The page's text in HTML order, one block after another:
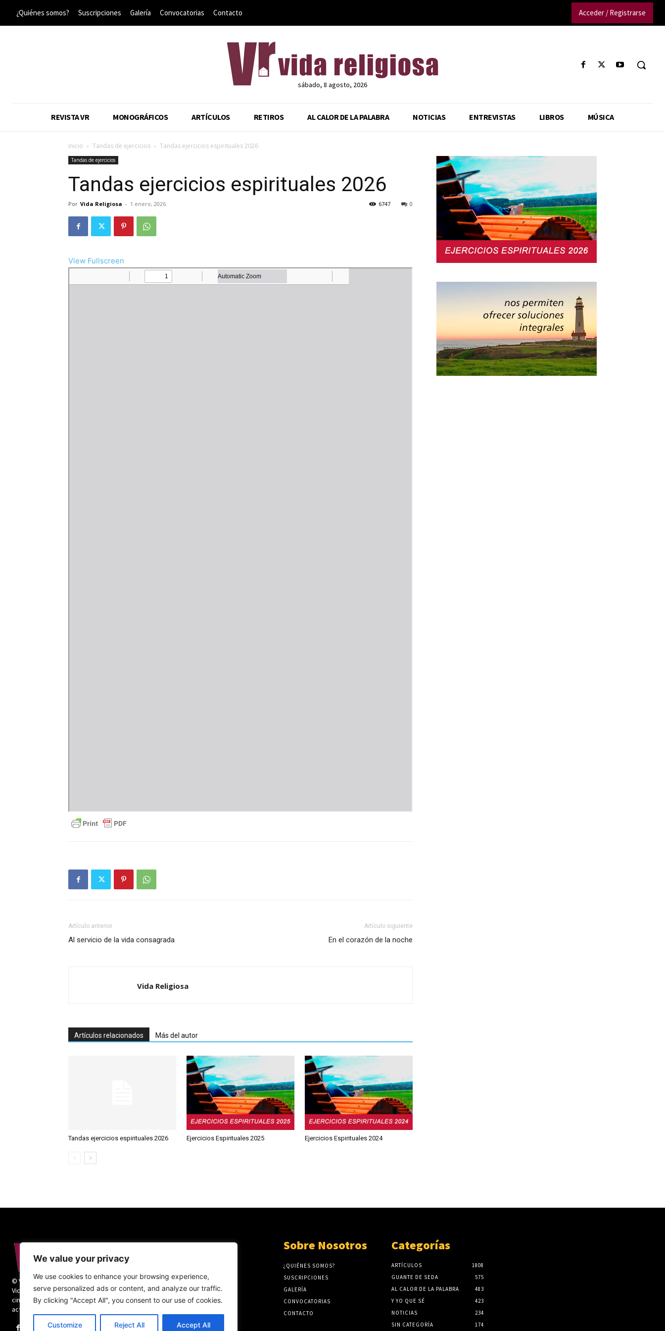
We value your privacy
We use cookies to enhance your browsing experience,
serve personalized ads or content, and analyze our traffic.
By clicking "Accept All", you consent to our use of cookies.
Customize Reject All Accept All
¿Quiénes somos? Suscripciones Galería Convocatorias Contacto Acceder / Registrarse
sábado, 8 agosto, 2026
REVISTA VR MONOGRÁFICOS ARTÍCULOS RETIROS AL CALOR DE LA PALABRA NOTICIAS ENTREVISTAS LIBROS MÚSICA
Inicio Tandas de ejercicios Tandas ejercicios espirituales 2026
Tandas de ejercicios
Tandas ejercicios espirituales 2026
Por Vida Religiosa - 1 enero, 2026 0
6747
View Fullscreen
Artículo anterior
Al servicio de la vida consagrada
Artículo siguiente
En el corazón de la noche
Vida Religiosa
Artículos relacionados Más del autor
Tandas ejercicios espirituales 2026 Ejercicios Espirituales 2025 Ejercicios Espirituales 2024
© Vida Religiosa. Todos los derechos reservados.
Vida Religiosa es una revista mensual y además
cinco números monográficos sobre teología y
actualidad de la vida religiosa.
Sobre Nosotros
¿QUIÉNES SOMOS?
SUSCRIPCIONES
GALERÍA
CONVOCATORIAS
CONTACTO
Categorías
ARTÍCULOS
1808
GUANTE DE SEDA
575
AL CALOR DE LA PALABRA
483
Y YO QUE SÉ
423
NOTICIAS
234
SIN CATEGORÍA
174